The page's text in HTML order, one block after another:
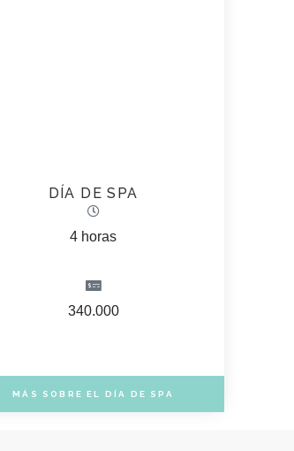
DÍA DE SPA
4 horas
340.000
MÁS SOBRE EL DÍA DE SPA